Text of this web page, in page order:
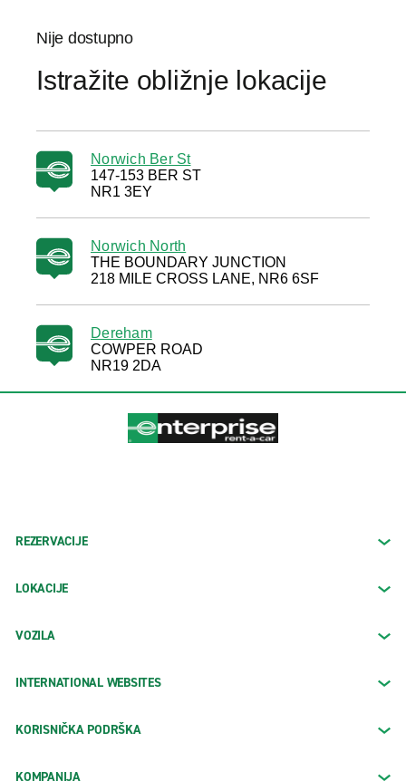
Nije dostupno
Istražite obližnje lokacije
Norwich Ber St
147-153 BER ST
NR1 3EY
Norwich North
THE BOUNDARY JUNCTION
218 MILE CROSS LANE, NR6 6SF
Dereham
COWPER ROAD
NR19 2DA
REZERVACIJE
LOKACIJE
VOZILA
INTERNATIONAL WEBSITES
KORISNIČKA PODRŠKA
KOMPANIJA